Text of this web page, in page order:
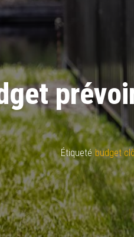
Étiqueté budget